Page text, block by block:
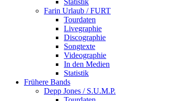
Statistik
Farin Urlaub / FURT
Tourdaten
Livegraphie
Discographie
Songtexte
Videographie
In den Medien
Statistik
Frühere Bands
Depp Jones / S.U.M.P.